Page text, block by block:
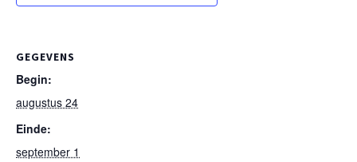
GEGEVENS
Begin:
augustus 24
Einde:
september 1